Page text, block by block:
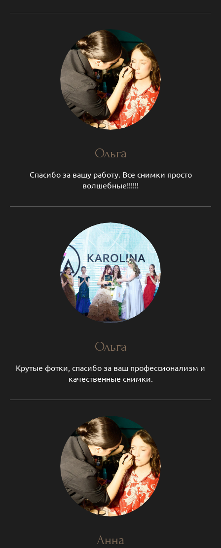
Ольга
Спасибо за вашу работу. Все снимки просто
волшебные!!!!!!
Ольга
Крутые фотки, спасибо за ваш профессионализм и
качественные снимки.
Анна